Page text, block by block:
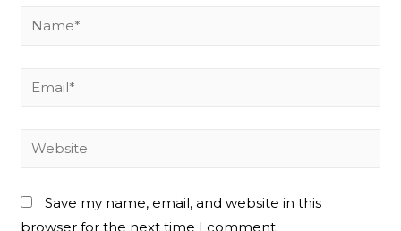
Name*
Email*
Website
Save my name, email, and website in this
browser for the next time I comment.